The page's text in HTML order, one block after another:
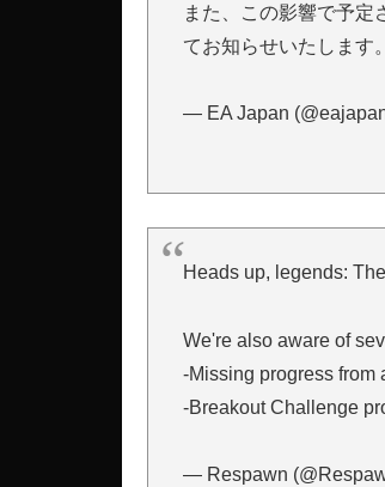
また、この影響で予定
てお知らせいたします
— EA Japan
Heads up, legends:
We're also aware of
-Missing progress from
-Breakout Challenge
— Respawn